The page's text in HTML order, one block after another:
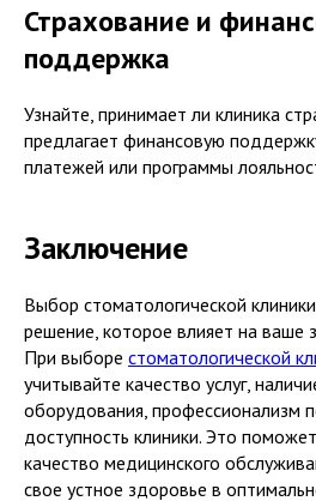
Страхование и
поддержка
Узнайте, принимает ли клиника
предлагает финансовую
платежей или программы
Заключение
Выбор стоматологической
решение, которое влияет на ваше
При выборе стоматологической
учитывайте качество услуг,
оборудования, профессионализм
доступность клиники. Это
качество медицинского
свое устное здоровье в